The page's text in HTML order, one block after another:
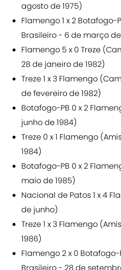
agosto de 1975)
Flamengo 1 x 2
Brasileiro - 6 de março
Flamengo 5 x 0 Treze
28 de janeiro de 1982)
Treze 1 x 3 Flamengo
de fevereiro de 1982)
Botafogo-PB 0 x 2
junho de 1984)
Treze 0 x 1 Flamengo
1984)
Botafogo-PB 0 x 2
maio de 1985)
Nacional de Patos 1 x 4
de junho)
Treze 1 x 3 Flamengo
1986)
Flamengo 2 x 0